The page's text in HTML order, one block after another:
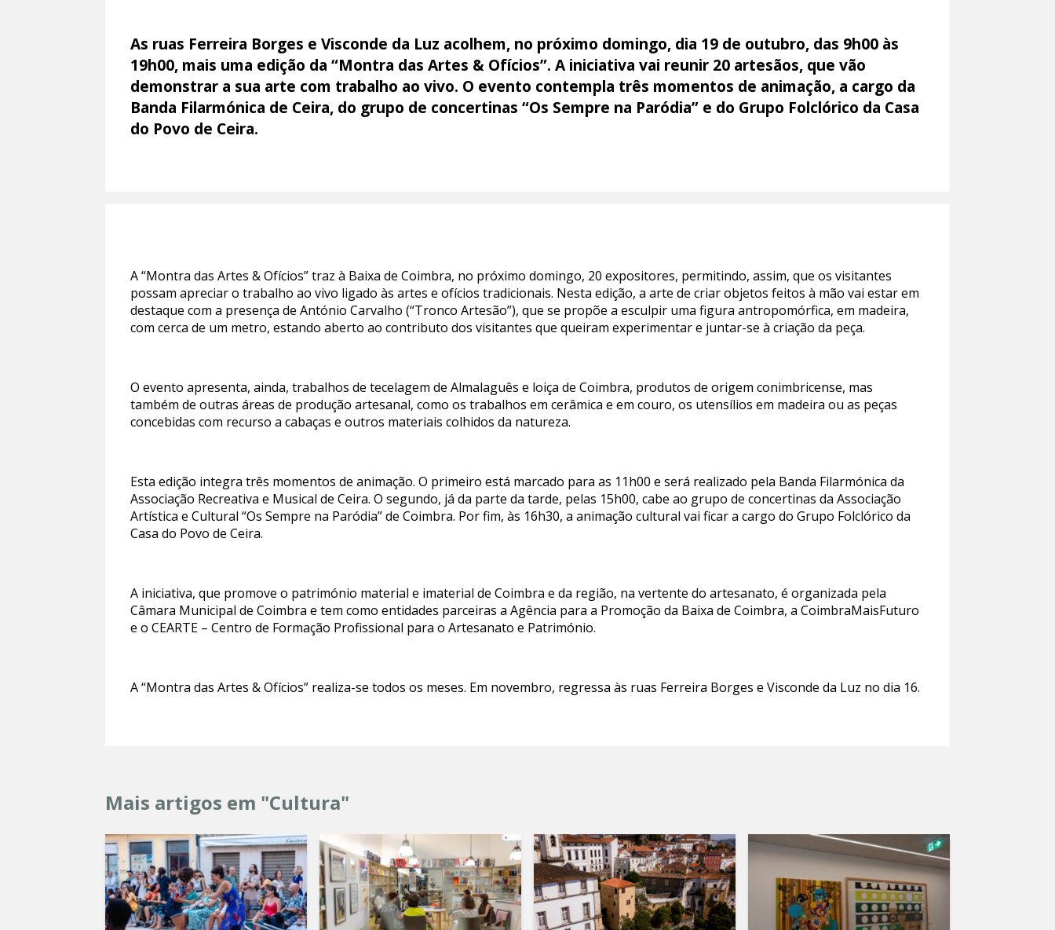
As ruas Ferreira Borges e Visconde da Luz acolhem, no próximo domingo, dia 19 de outubro, das 9h00 às
19h00, mais uma edição da “Montra das Artes & Ofícios”. A iniciativa vai reunir 20 artesãos, que vão
demonstrar a sua arte com trabalho ao vivo. O evento contempla três momentos de animação, a cargo da
Banda Filarmónica de Ceira, do grupo de concertinas “Os Sempre na Paródia” e do Grupo Folclórico da Casa
do Povo de Ceira.
A “Montra das Artes & Ofícios” traz à Baixa de Coimbra, no próximo domingo, 20 expositores, permitindo, assim, que os visitantes
possam apreciar o trabalho ao vivo ligado às artes e ofícios tradicionais. Nesta edição, a arte de criar objetos feitos à mão vai estar em
destaque com a presença de António Carvalho (“Tronco Artesão”), que se propõe a esculpir uma figura antropomórfica, em madeira,
com cerca de um metro, estando aberto ao contributo dos visitantes que queiram experimentar e juntar-se à criação da peça.
O evento apresenta, ainda, trabalhos de tecelagem de Almalaguês e loiça de Coimbra, produtos de origem conimbricense, mas
também de outras áreas de produção artesanal, como os trabalhos em cerâmica e em couro, os utensílios em madeira ou as peças
concebidas com recurso a cabaças e outros materiais colhidos da natureza.
Esta edição integra três momentos de animação. O primeiro está marcado para as 11h00 e será realizado pela Banda Filarmónica da
Associação Recreativa e Musical de Ceira. O segundo, já da parte da tarde, pelas 15h00, cabe ao grupo de concertinas da Associação
Artística e Cultural “Os Sempre na Paródia” de Coimbra. Por fim, às 16h30, a animação cultural vai ficar a cargo do Grupo Folclórico da
Casa do Povo de Ceira.
A iniciativa, que promove o património material e imaterial de Coimbra e da região, na vertente do artesanato, é organizada pela
Câmara Municipal de Coimbra e tem como entidades parceiras a Agência para a Promoção da Baixa de Coimbra, a CoimbraMaisFuturo
e o CEARTE – Centro de Formação Profissional para o Artesanato e Património.
A “Montra das Artes & Ofícios” realiza-se todos os meses. Em novembro, regressa às ruas Ferreira Borges e Visconde da Luz no dia 16.
Mais artigos em "Cultura"